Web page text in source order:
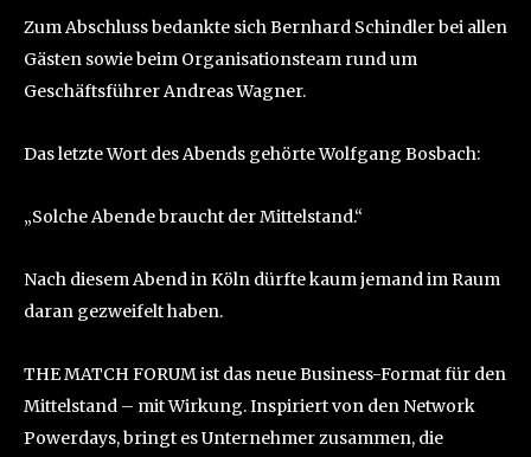
Zum Abschluss bedankte sich Bernhard Schindler bei allen
Gästen sowie beim Organisationsteam rund um
Geschäftsführer Andreas Wagner.
Das letzte Wort des Abends gehörte Wolfgang Bosbach:
„Solche Abende braucht der Mittelstand.“
Nach diesem Abend in Köln dürfte kaum jemand im Raum
daran gezweifelt haben.
THE MATCH FORUM ist das neue Business-Format für den
Mittelstand – mit Wirkung. Inspiriert von den Network
Powerdays, bringt es Unternehmer zusammen, die